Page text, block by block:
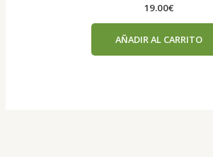
19.00€
AÑADIR AL CARRITO